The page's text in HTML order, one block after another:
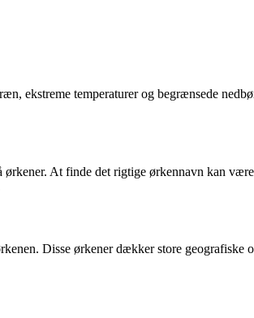
ekstreme temperaturer og begrænsede
ørkener. At finde det rigtige ørkennavn kan
Disse ørkener dækker store